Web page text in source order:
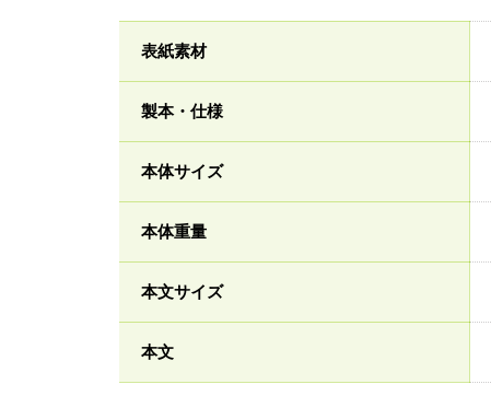
表紙素材
製本・仕様
本体サイズ
本体重量
本文サイズ
本文